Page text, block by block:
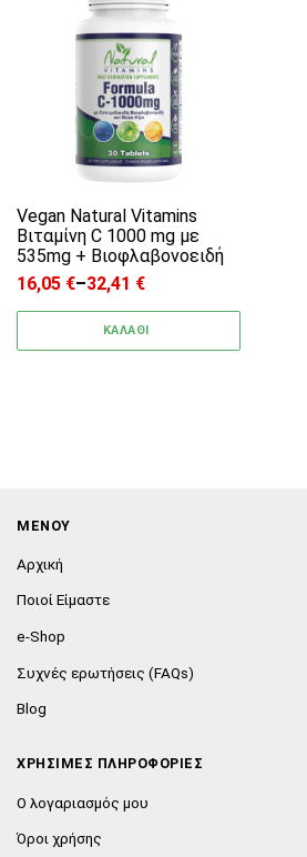
Vegan Natural Vitamins
Βιταμίνη C 1000 mg με
535mg + Bιοφλαβονοειδή
16,05 €–32,41 €
Price range: 16,05 € through 32,41 €
ΚΑΛΑΘΙ
ΜΕΝΟΥ
Αρχική
Ποιοί Είμαστε
e-Shop
Συχνές ερωτήσεις (FAQs)
Blog
ΧΡΗΣΙΜΕΣ ΠΛΗΡΟΦΟΡΙΕΣ
Ο λογαριασμός μου
Όροι χρήσης